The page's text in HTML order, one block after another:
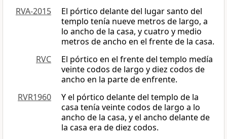
RVA-2015
El pórtico delante del lugar santo del
templo tenía nueve metros de largo, a
lo ancho de la casa, y cuatro y medio
metros de ancho en el frente de la casa.
RVC
El pórtico en el frente del templo medía
veinte codos de largo y diez codos de
ancho en la parte de enfrente.
RVR1960
Y el pórtico delante del templo de la
casa tenía veinte codos de largo a lo
ancho de la casa, y el ancho delante de
la casa era de diez codos.